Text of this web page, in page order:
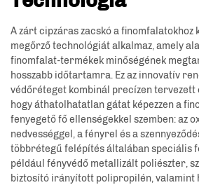
A zárt cipzáras zacskó a
megőrző technológiát alkalmaz, amely
finomfalat-termékek minőségének
hosszabb időtartamra. Ez az innovatív
védőréteget kombinál precízen tervezett
hogy áthatolhatatlan gátat képezzen a
fenyegető fő ellenségekkel szemben: az
nedvességgel, a fényrel és a
többrétegű felépítés általában speciális
például fényvédő metallizált poliészter,
biztosító irányított polipropilén, valamint